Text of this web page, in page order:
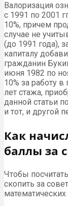
Валоризация
с 1991 по 2001
10%, причем
случае не
(до 1991 года),
капиталу
гражданин
июня 1982 по
10% за работу
лет стажа,
данной статьи
и тот, и другой
Как
баллы за
Чтобы
скопить за